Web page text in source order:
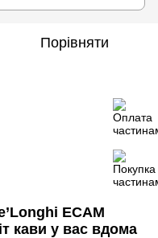
Порівняти
ECAM
кави у вас вдома